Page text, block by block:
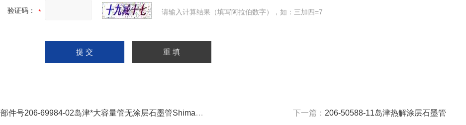
验证码： 请输入计算结果（填写阿拉伯数字），如：三加四=7
部件号206-69984-02岛津*大容量管无涂层石墨管Shimadzu 下一篇： 206-50588-11岛津热解涂层石墨管